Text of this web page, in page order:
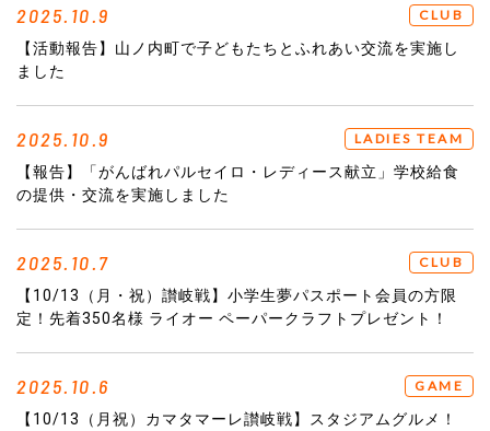
2025.10.9 CLUB
【活動報告】山ノ内町で子どもたちとふれあい交流を実施し
ました
2025.10.9 LADIES TEAM
【報告】「がんばれパルセイロ・レディース献立」学校給食
の提供・交流を実施しました
2025.10.7 CLUB
【10/13（月・祝）讃岐戦】小学生夢パスポート会員の方限
定！先着350名様 ライオー ペーパークラフトプレゼント！
2025.10.6 GAME
【10/13（月祝）カマタマーレ讃岐戦】スタジアムグルメ！